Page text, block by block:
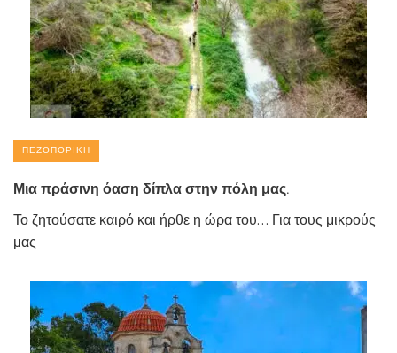
ΠΕΖΟΠΟΡΙΚΉ
Μια πράσινη όαση δίπλα στην πόλη μας.
Το ζητούσατε καιρό και ήρθε η ώρα του… Για τους μικρούς
μας